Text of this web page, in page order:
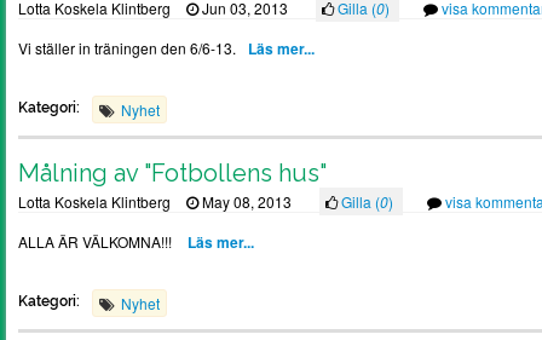
Lotta Koskela Klintberg Jun 03, 2013 Gilla (0)
visa
Vi ställer in träningen den 6/6-13.
Läs mer...
Kategori: Nyhet
Målning av "Fotbollens hus"
Lotta Koskela Klintberg May 08, 2013 Gilla (0)
visa
ALLA ÄR VÄLKOMNA!!!
Läs mer...
Kategori: Nyhet